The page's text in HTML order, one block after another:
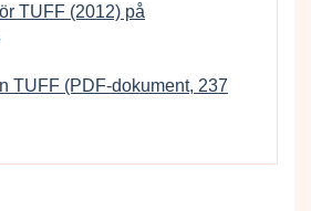
TUFF (2012) på
TUFF (PDF-dokument, 237